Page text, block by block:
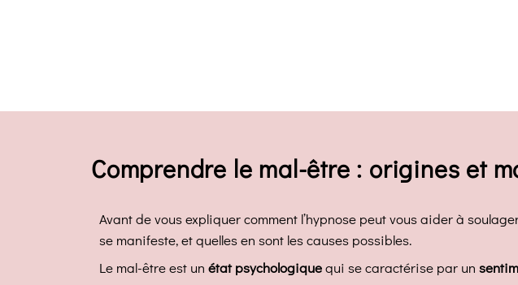
Comprendre le mal-être : origines et
Avant de vous expliquer comment l’hypnose peut vous aider à
se manifeste, et quelles en sont les causes possibles.
Le mal-être est un état psychologiquequi se caractérise par un